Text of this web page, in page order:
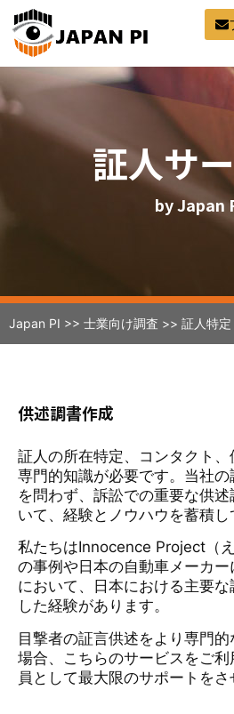
証人サ
by Japan
Japan PI >> 士業向け調査 >> 証人特
供述調書作成
証人の所在特定、コンタクト、
専門的知識が必要です。当社
を問わず、訴訟での重要な供
いて、経験とノウハウを蓄積し
私たちはInnocence Project（え
の事例や日本の自動車メーカ
において、日本における主要
した経験があります。
目撃者の証言供述をより専門
場合、こちらのサービスをご
員として最大限のサポートをさ